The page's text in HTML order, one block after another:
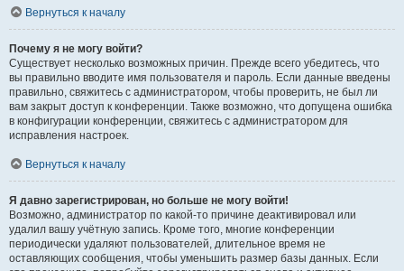
Вернуться к началу
Почему я не могу войти?
Существует несколько возможных причин. Прежде всего убедитесь, что
вы правильно вводите имя пользователя и пароль. Если данные введены
правильно, свяжитесь с администратором, чтобы проверить, не был ли
вам закрыт доступ к конференции. Также возможно, что допущена ошибка
в конфигурации конференции, свяжитесь с администратором для
исправления настроек.
Вернуться к началу
Я давно зарегистрирован, но больше не могу войти!
Возможно, администратор по какой-то причине деактивировал или
удалил вашу учётную запись. Кроме того, многие конференции
периодически удаляют пользователей, длительное время не
оставляющих сообщения, чтобы уменьшить размер базы данных. Если